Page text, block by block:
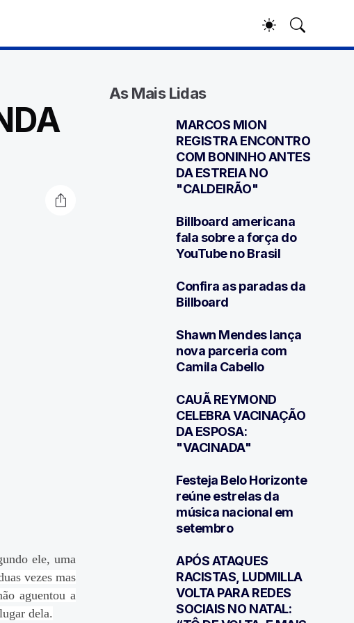
ele, uma
vezes mas
aguentou a
dela.
As Mais Lidas
MARCOS MION
REGISTRA ENCONTRO
COM BONINHO ANTES
DA ESTREIA NO
"CALDEIRÃO"
Billboard americana
fala sobre a força do
YouTube no Brasil
Confira as paradas da
Billboard
Shawn Mendes lança
nova parceria com
Camila Cabello
CAUÃ REYMOND
CELEBRA VACINAÇÃO
DA ESPOSA:
"VACINADA"
Festeja Belo Horizonte
reúne estrelas da
música nacional em
setembro
APÓS ATAQUES
RACISTAS, LUDMILLA
VOLTA PARA REDES
SOCIAIS NO NATAL: